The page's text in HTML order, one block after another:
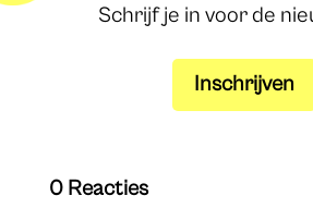
Schrijf je in voor de
Inschrijven
0 Reacties